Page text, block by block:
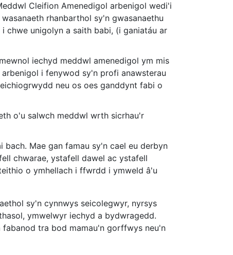
Cleifion Amenedigol arbenigol wedi'i
rhanbarthol sy'n gwasanaethu
chwe unigolyn a saith babi, (i ganiatáu ar
iechyd meddwl amenedigol ym mis
i fenywod sy'n profi anawsterau
neu os oes ganddynt fabi o
o'u salwch meddwl wrth sicrhau'r
Mae gan famau sy'n cael eu derbyn
chwarae, ystafell dawel ac ystafell
o ymhellach i ffwrdd i ymweld â'u
sy'n cynnwys seicolegwyr, nyrsys
ymwelwyr iechyd a bydwragedd.
tra bod mamau'n gorffwys neu'n